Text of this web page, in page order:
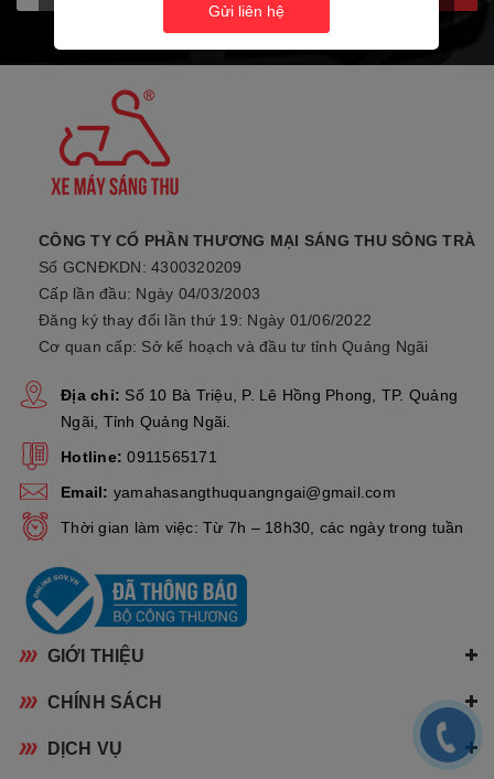
CÔNG TY CỔ PHẦN THƯƠNG MẠI SÁNG THU SÔNG TRÀ
Số GCNĐKDN: 4300320209
Cấp lần đầu: Ngày 04/03/2003
Đăng ký thay đổi lần thứ 19: Ngày 01/06/2022
Cơ quan cấp: Sở kế hoạch và đầu tư tỉnh Quảng Ngãi
Địa chỉ: Số 10 Bà Triệu, P. Lê Hồng Phong, TP. Quảng
Ngãi, Tỉnh Quảng Ngãi.
Hotline: 0911565171
Email: yamahasangthuquangngai@gmail.com
Thời gian làm việc: Từ 7h – 18h30, các ngày trong tuần
GIỚI THIỆU
CHÍNH SÁCH
DỊCH VỤ
Gửi liên hệ